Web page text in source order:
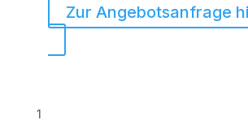
Paveosub-
Zur Angebotsanfrage
1